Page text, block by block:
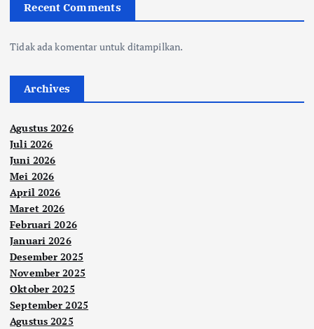
Recent Comments
Tidak ada komentar untuk ditampilkan.
Archives
Agustus 2026
Juli 2026
Juni 2026
Mei 2026
April 2026
Maret 2026
Februari 2026
Januari 2026
Desember 2025
November 2025
Oktober 2025
September 2025
Agustus 2025